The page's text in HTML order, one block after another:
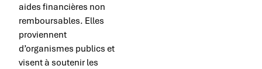
aides financières non
remboursables. Elles
proviennent
d’organismes publics et
visent à soutenir les